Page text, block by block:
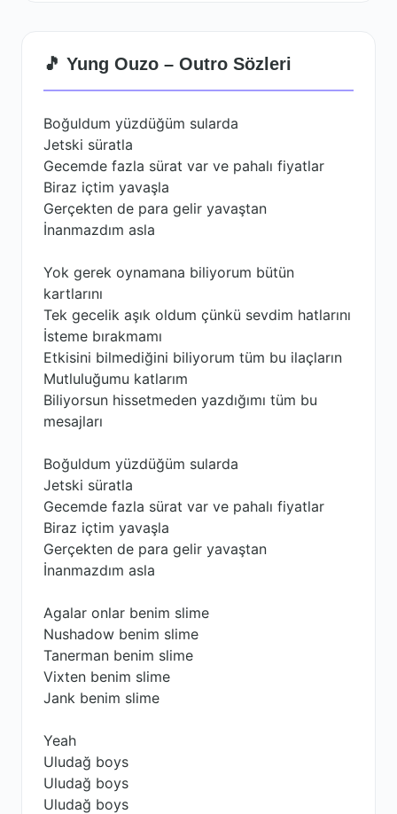
🎵 Yung Ouzo – Outro Sözleri
Boğuldum yüzdüğüm sularda
Jetski süratla
Gecemde fazla sürat var ve pahalı fiyatlar
Biraz içtim yavaşla
Gerçekten de para gelir yavaştan
İnanmazdım asla
Yok gerek oynamana biliyorum bütün
kartlarını
Tek gecelik aşık oldum çünkü sevdim hatlarını
İsteme bırakmamı
Etkisini bilmediğini biliyorum tüm bu ilaçların
Mutluluğumu katlarım
Biliyorsun hissetmeden yazdığımı tüm bu
mesajları
Boğuldum yüzdüğüm sularda
Jetski süratla
Gecemde fazla sürat var ve pahalı fiyatlar
Biraz içtim yavaşla
Gerçekten de para gelir yavaştan
İnanmazdım asla
Agalar onlar benim slime
Nushadow benim slime
Tanerman benim slime
Vixten benim slime
Jank benim slime
Yeah
Uludağ boys
Uludağ boys
Uludağ boys